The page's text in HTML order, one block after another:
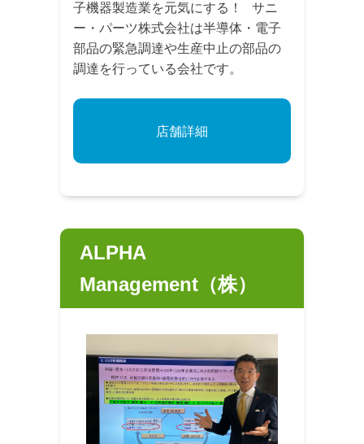
子機器製造業を元気にする！ サニ
ー・パーツ株式会社は半導体・電子
部品の緊急調達や生産中止の部品の
調達を行っている会社です。
店舗詳細
ALPHA
Management（株）